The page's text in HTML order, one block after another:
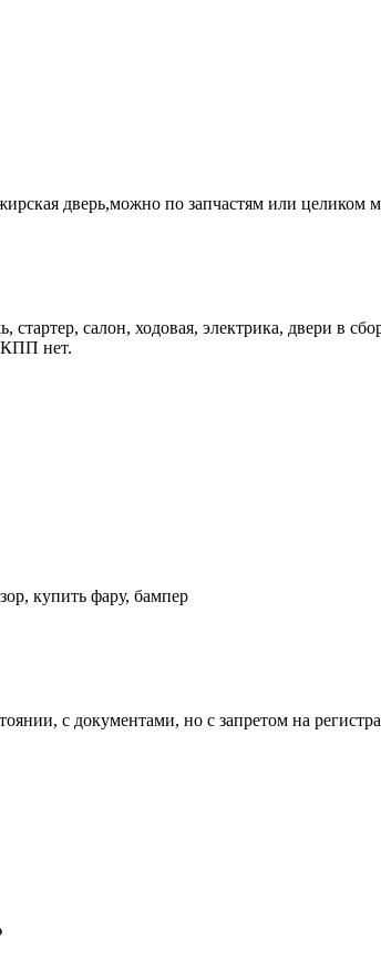
дверь,можно по запчастям или
салон, ходовая, электрика, двери в
нет.
купить фару, бампер
с документами, но с запретом на